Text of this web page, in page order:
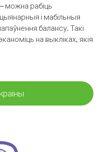
можна рабіць
і мабільныя
балансу. Такі
на выкліках, якія